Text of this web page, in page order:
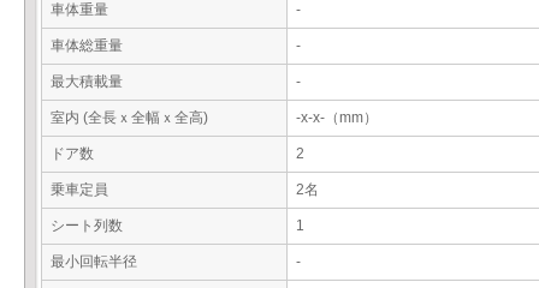
車体重量 -
車体総重量 -
最大積載量 -
室内 (全長ｘ全幅ｘ全高) -x-x-（mm）
ドア数 2
乗車定員 2名
シート列数 1
最小回転半径 -